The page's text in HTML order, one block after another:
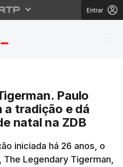
Entrar
Paulo
a tradição e dá
natal na ZDB
iniciada há 26 anos, o
Legendary Tigerman,